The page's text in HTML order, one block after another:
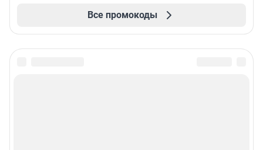
Все промокоды